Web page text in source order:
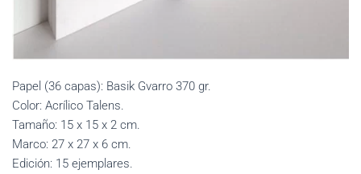
Papel (36 capas): Basik Gvarro 370 gr.
Color: Acrílico Talens.
Tamaño: 15 x 15 x 2 cm.
Marco: 27 x 27 x 6 cm.
Edición: 15 ejemplares.